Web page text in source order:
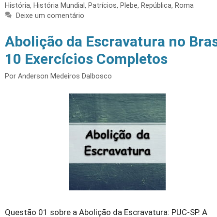
História, História Mundial, Patrícios, Plebe, República, Roma
Deixe um comentário
Abolição da Escravatura no
10 Exercícios Completos
Por Anderson Medeiros Dalbosco
Questão 01 sobre a Abolição da Escravatura: PUC-SP. A